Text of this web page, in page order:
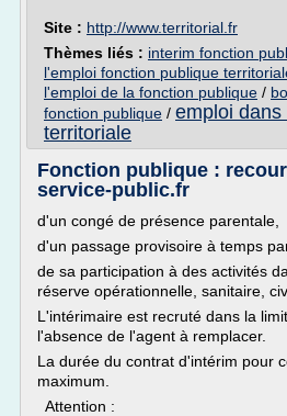
Site : http://www.territorial.fr
Thèmes liés : interim fonction
l'emploi fonction publique
l'emploi de la fonction publique /
fonction publique / emploi dans
territoriale
Fonction publique :
service-public.fr
d'un congé de présence parentale,
d'un passage provisoire à temps
de sa participation à des activités
réserve opérationnelle, sanitaire,
L'intérimaire est recruté dans la
l'absence de l'agent à remplacer.
La durée du contrat d'intérim pour
maximum.
Attention :